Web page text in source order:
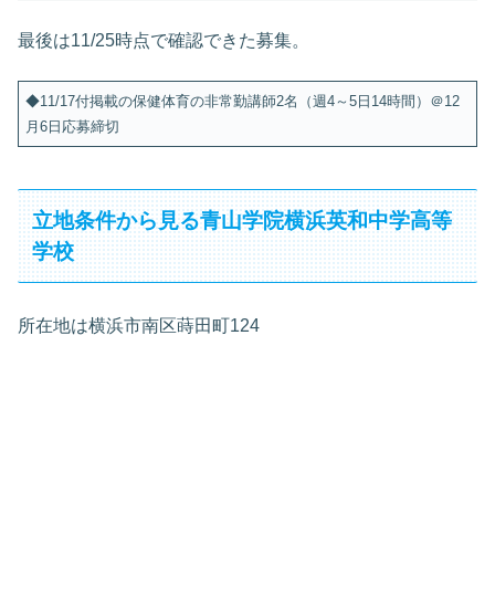
最後は11/25時点で確認できた募集。
◆11/17付掲載の保健体育の非常勤講師2名（週4～5日14時間）＠12
月6日応募締切
立地条件から見る青山学院横浜英和中学高等
学校
所在地は横浜市南区蒔田町124